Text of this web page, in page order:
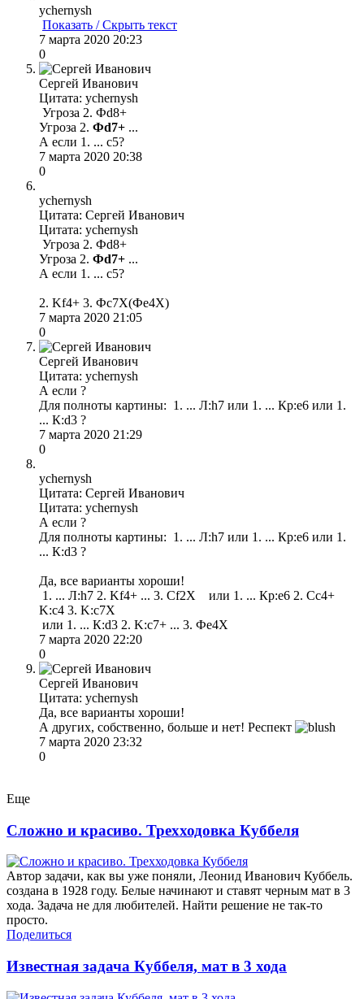
ychernysh
Показать / Скрыть текст
7 марта 2020 20:23
0
Сергей Иванович
Цитата: ychernysh
Угроза 2. Фd8+
Угроза 2. Фd7+ ...
А если 1. ... с5?
7 марта 2020 20:38
0
ychernysh
Цитата: Сергей Иванович
Цитата: ychernysh
Угроза 2. Фd8+
Угроза 2. Фd7+ ...
А если 1. ... с5?
2. Kf4+ 3. Фс7Х(Фе4Х)
7 марта 2020 21:05
0
Сергей Иванович
Цитата: ychernysh
А если ?
Для полноты картины: 1. ... Л:h7 или 1. ... Кр:e6 или 1.
... К:d3 ?
7 марта 2020 21:29
0
ychernysh
Цитата: Сергей Иванович
Цитата: ychernysh
А если ?
Для полноты картины: 1. ... Л:h7 или 1. ... Кр:e6 или 1.
... К:d3 ?
Да, все варианты хороши!
1. ... Л:h7 2. Kf4+ ... 3. Cf2X или 1. ... Кр:e6 2. Cc4+
K:c4 3. K:c7X
или 1. ... К:d3 2. K:c7+ ... 3. Фе4Х
7 марта 2020 22:20
0
Сергей Иванович
Цитата: ychernysh
Да, все варианты хороши!
А других, собственно, больше и нет! Респект
7 марта 2020 23:32
0
Еще
Сложно и красиво. Трехходовка Куббеля
Автор задачи, как вы уже поняли, Леонид Иванович Куббель.
создана в 1928 году. Белые начинают и ставят черным мат в 3
хода. Задача не для любителей. Найти решение не так-то
просто.
Поделиться
Известная задача Куббеля, мат в 3 хода